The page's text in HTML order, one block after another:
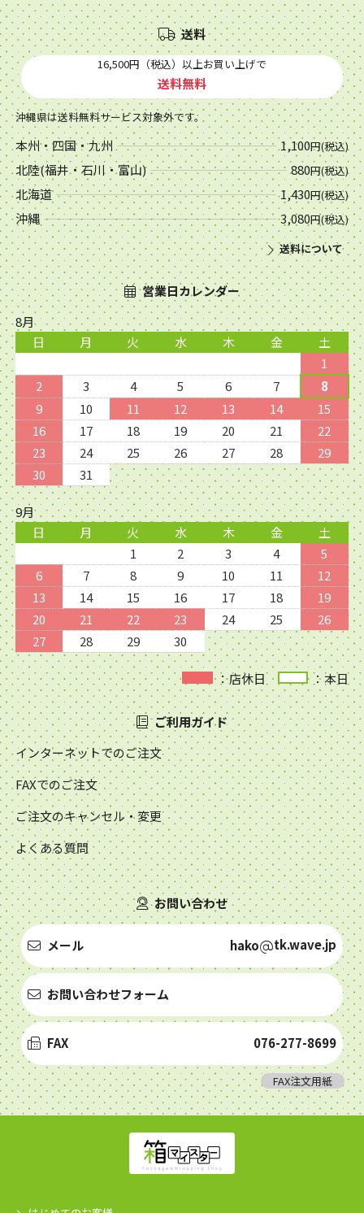
送料
16,500円（税込）以上お買い上げで
送料無料
沖縄県は送料無料サービス対象外です。
本州・四国・九州 1,100円(税込)
北陸(福井・石川・富山) 880円(税込)
北海道 1,430円(税込)
沖縄 3,080円(税込)
送料について
営業日カレンダー
8月
日
月 火 水 木 金
土
1
2
3 4 5 6 7
8
9
10 11 12 13 14
15
16
17 18 19 20 21
22
23
24 25 26 27 28
29
30
31
9月
日
月 火 水 木 金
土
1
2 3 4
5
6
7 8 9 10 11
12
13
14 15 16 17 18
19
20
21 22 23 24 25
26
27
28 29 30
：店休日 ：本日
ご利用ガイド
インターネットでのご注文
FAXでのご注文
ご注文のキャンセル・変更
よくある質問
お問い合わせ
メール hako tk.wave.jp
お問い合わせフォーム
FAX 076-277-8699
FAX注文用紙